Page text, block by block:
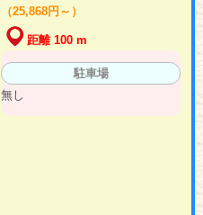
（25,868円～）
距離 100 m
駐車場
無し